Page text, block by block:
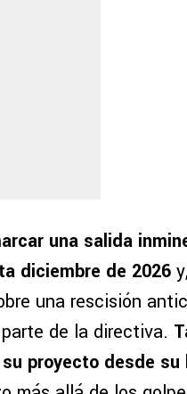
una salida
diciembre de 2026
una rescisión
de la directiva.
proyecto desde su